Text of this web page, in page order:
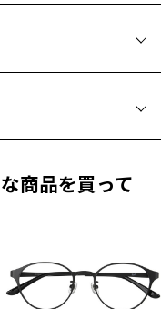
知りたい方へ
間は初期の期間から
をお選びのうえ、
求めください。
ズ交換券」はお選び
商品を買って